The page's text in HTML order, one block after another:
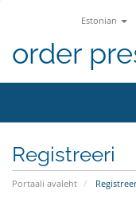
Estonian
order
Registreeri
Portaali avaleht